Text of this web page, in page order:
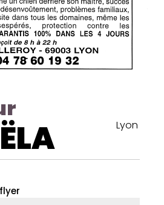
Lyon